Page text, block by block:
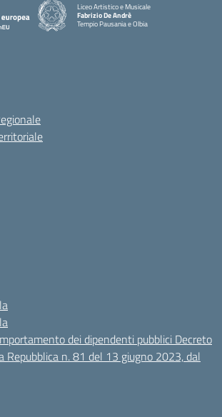
Liceo Artistico e Musicale
Fabrizio De Andrè
Tempio Pausania e Olbia
— Visita la pagina iniziale della scuola
dei dipendenti pubblici Decreto
Repubblica n. 81 del 13 giugno 2023, dal